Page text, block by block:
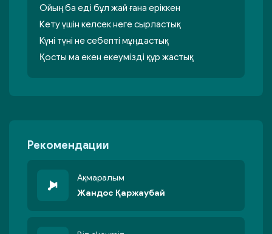
Ойың ба еді бұл жай ғана еріккен
Кету үшін келсек неге сырластық
Күні түні не себепті мұңдастық
Қосты ма екен екеумізді құр жастық
Рекомендации
Ақмаралым
Жандос Қаржаубай